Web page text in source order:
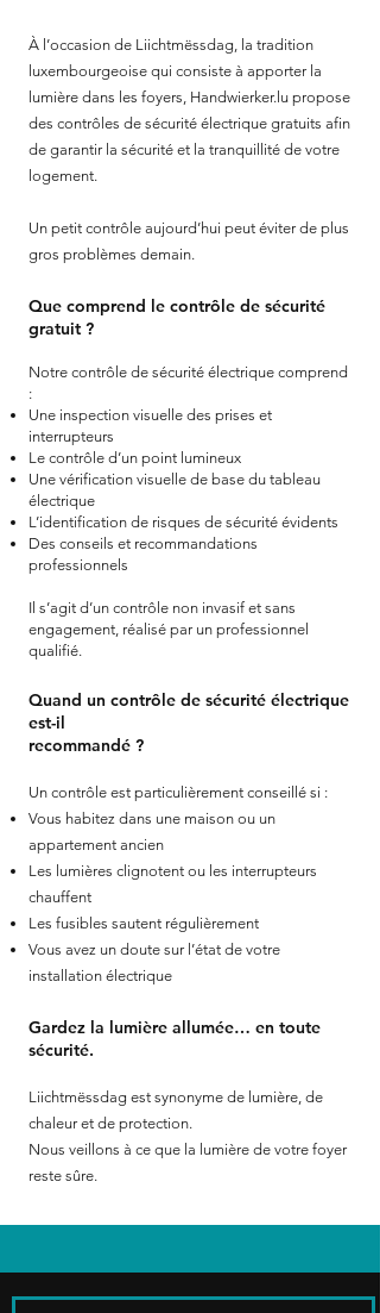
À l’occasion de Liichtmëssdag, la tradition
luxembourgeoise qui consiste à apporter la
lumière dans les foyers, Handwierker.lu propose
des contrôles de sécurité électrique gratuits afin
de garantir la sécurité et la tranquillité de votre
logement.
Un petit contrôle aujourd’hui peut éviter de plus
gros problèmes demain.
Que comprend le contrôle de sécurité
gratuit ?
Notre contrôle de sécurité électrique comprend
:
Une inspection visuelle des prises et
interrupteurs
Le contrôle d’un point lumineux
Une vérification visuelle de base du tableau
électrique
L’identification de risques de sécurité évidents
Des conseils et recommandations
professionnels
Il s’agit d’un contrôle non invasif et sans
engagement, réalisé par un professionnel
qualifié.
Quand un contrôle de sécurité électrique
est-il
recommandé ?
Un contrôle est particulièrement conseillé si :
Vous habitez dans une maison ou un
appartement ancien
Les lumières clignotent ou les interrupteurs
chauffent
Les fusibles sautent régulièrement
Vous avez un doute sur l’état de votre
installation électrique
Gardez la lumière allumée… en toute
sécurité.
Liichtmëssdag est synonyme de lumière, de
chaleur et de protection.
Nous veillons à ce que la lumière de votre foyer
reste sûre.